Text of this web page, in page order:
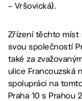
– Vršovická).
Zřízení těchto míst
svou společností
také za
ulice Francouzská
spolupráci na
Praha 10 s Prahou